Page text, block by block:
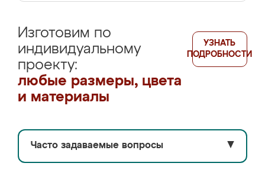
Изготовим по
индивидуальному
проекту:
любые размеры, цвета
и материалы
УЗНАТЬ
ПОДРОБНОСТИ
Часто задаваемые вопросы ▼